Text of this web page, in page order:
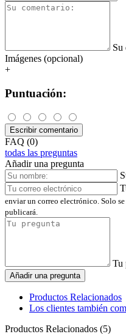
Su
Imágenes (opcional)
+
Puntuación:
Escribir comentario
FAQ (0)
todas las preguntas
Añadir una pregunta
enviar un correo electrónico. Solo
publicará.
Tu
Añadir una pregunta
Productos Relacionados
Los clientes también
Productos Relacionados (5)